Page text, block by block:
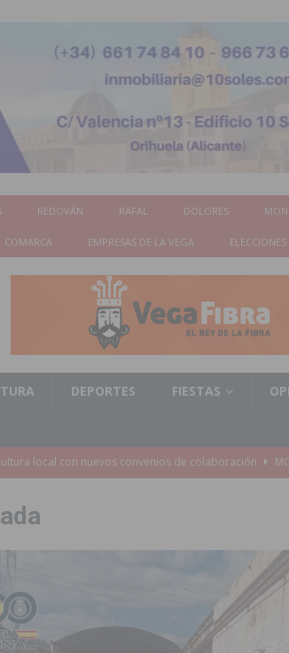
REDOVÁN RAFAL DOLORES
COMARCA EMPRESAS DE LA VEGA
DEPORTES FIESTAS
local con nuevos convenios de colaboración
la Orquesta de Jóvenes de la Provincia de Alicante en
de las aceras del entorno del CEIP Pascual